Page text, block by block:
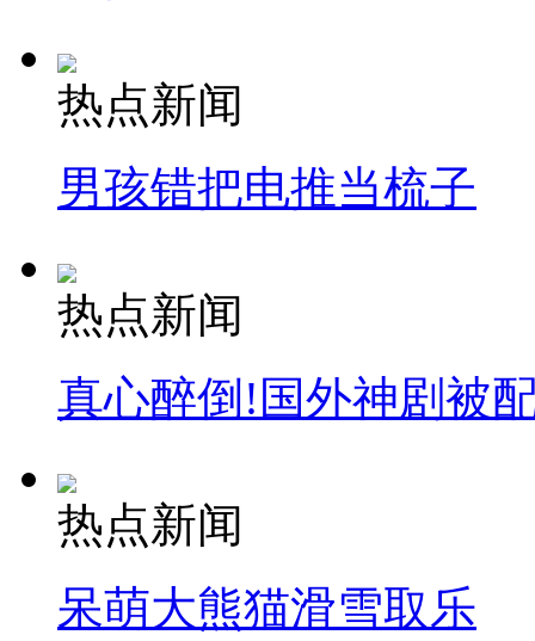
热点新闻
男孩错把电推当梳子
热点新闻
真心醉倒!国外神剧被
热点新闻
呆萌大熊猫滑雪取乐